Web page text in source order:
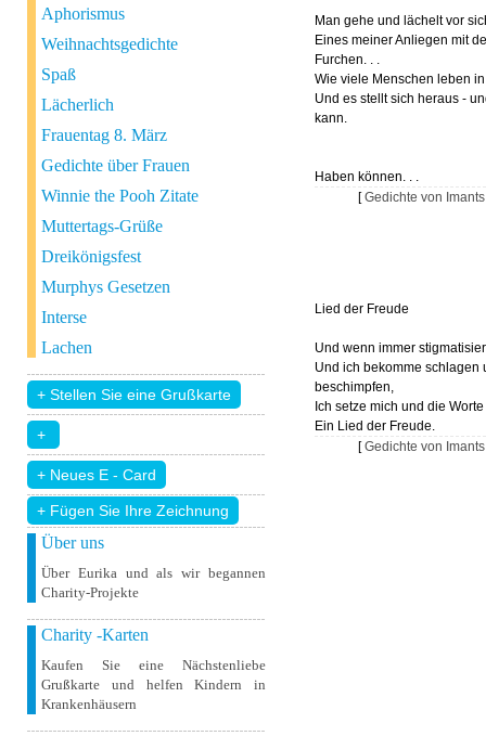
Aphorismus
Weihnachtsgedichte
Spaß
Lächerlich
Frauentag 8. März
Gedichte über Frauen
Winnie the Pooh Zitate
Muttertags-Grüße
Dreikönigsfest
Murphys Gesetzen
Interse
Lachen
+ Fügen Sie Ihre Zeichnung
Über uns
Über Eurika und als wir begannen
Charity-Projekte
Charity -Karten
Kaufen Sie eine Nächstenliebe
Grußkarte und helfen Kindern in
Krankenhäusern
Man gehe und lächelt vor
Eines meiner Anliegen mit
Furchen. . .
Wie viele Menschen leben in
Und es stellt sich heraus -
kann.
Haben können. . .
[Gedichte von
Lied der Freude
Und wenn immer
Und ich bekomme schlagen
beschimpfen,
Ich setze mich und die Worte
Ein Lied der Freude.
[Gedichte von